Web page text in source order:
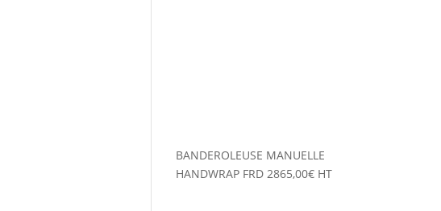
BANDEROLEUSE MANUELLE
HANDWRAP FRD 2865,00€ HT